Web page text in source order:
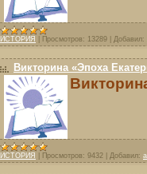
ИСТОРИЯ Просмотров: 13289 Добавил:
Викторина «Эпоха
ИСТОРИЯ Просмотров: 9432 Добавил: